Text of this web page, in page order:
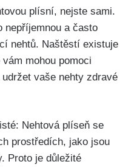
plísní, nejste sami.
nepříjemnou a ⁢často
‍nehtů.‌ Naštěstí⁢ existuje‍
⁤mohou pomoci
vaše nehty ⁢zdravé
⁣Nehtová plíseň se
‌prostředích, jako jsou
Proto je důležité